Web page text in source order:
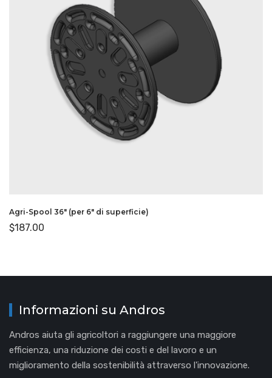
Agri-Spool 36″ (per 6″ di superficie)
$187.00
Informazioni su Andros
Andros aiuta gli agricoltori a raggiungere una maggiore
efficienza, una riduzione dei costi e del lavoro e un
miglioramento della sostenibilità attraverso l'innovazione.